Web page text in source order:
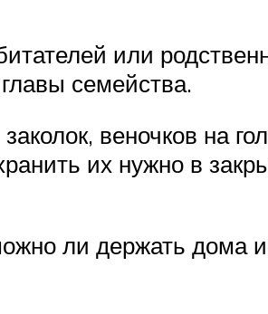
или
семейства.
веночков на
их нужно в
ли держать дома